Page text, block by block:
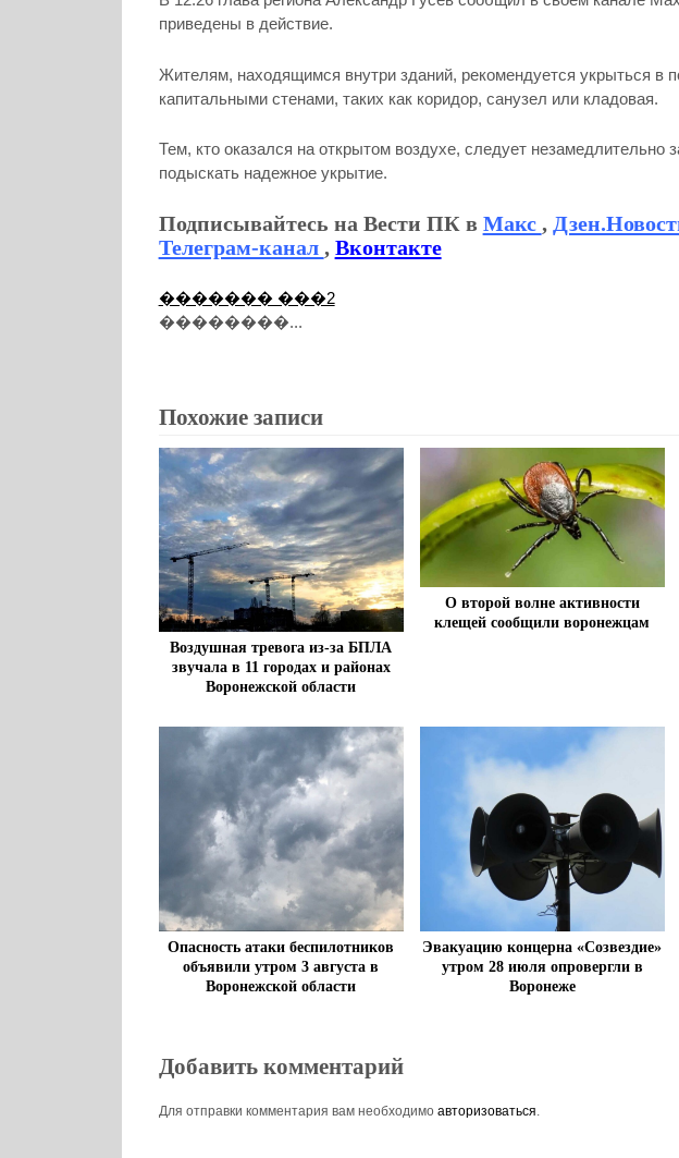
приведены в действие.
Жителям, находящимся внутри зданий, рекомендуется укрыться в
капитальными стенами, таких как коридор, санузел или кладовая.
Тем, кто оказался на открытом воздухе, следует незамедлительно
подыскать надежное укрытие.
Подписывайтесь на Вести ПК в Макс ,
Телеграм-канал , Вконтакте
������� ���2
��������...
Похожие записи
Воздушная тревога из-за БПЛА
звучала в 11 городах и районах
Воронежской области
О второй волне активности
клещей сообщили воронежцам
Опасность атаки беспилотников
объявили утром 3 августа в
Воронежской области
Эвакуацию концерна «Созвездие»
утром 28 июля опровергли в
Воронеже
Добавить комментарий
Для отправки комментария вам необходимо авторизоваться.